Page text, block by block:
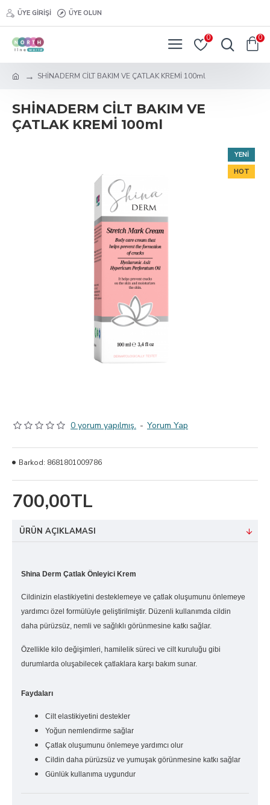
ÜYE GIRIŞI ÜYE OLUN
0 0
SHİNADERM CİLT BAKIM VE ÇATLAK KREMİ 100ml
SHİNADERM CİLT BAKIM VE
ÇATLAK KREMİ 100ml
YENI
HOT
0 yorum yapılmış. - Yorum Yap
700,00TL
Barkod: 8681801009786
ÜRÜN AÇIKLAMASI
Shina Derm Çatlak Önleyici Krem
Cildinizin elastikiyetini desteklemeye ve çatlak oluşumunu önlemeye
yardımcı özel formülüyle geliştirilmiştir. Düzenli kullanımda cildin
daha pürüzsüz, nemli ve sağlıklı görünmesine katkı sağlar.
Özellikle kilo değişimleri, hamilelik süreci ve cilt kuruluğu gibi
durumlarda oluşabilecek çatlaklara karşı bakım sunar.
Faydaları
Cilt elastikiyetini destekler
Yoğun nemlendirme sağlar
Çatlak oluşumunu önlemeye yardımcı olur
Cildin daha pürüzsüz ve yumuşak görünmesine katkı sağlar
Günlük kullanıma uygundur